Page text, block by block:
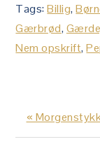
Tags:Billig,
Gærbrød,
Nem opskrift,
Previous
Post:
«